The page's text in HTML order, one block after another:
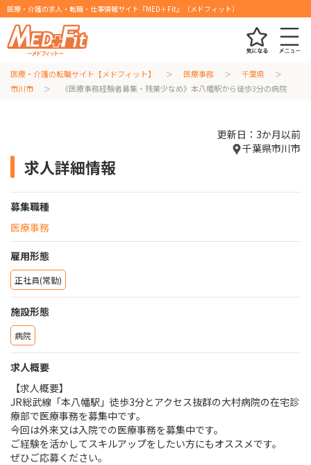
医療・介護の求人・転職・仕事情報サイト『MED＋Fit』（メドフィット）
医療・介護の転職サイト【メドフィット】 医療事務
千葉県
市川市
《医療事務経験者募集・残業少なめ》本八幡駅から徒歩3分の病院
更新日：3か月以前
千葉県市川市
求人詳細情報
募集職種
医療事務
雇用形態
正社員(常勤)
施設形態
病院
求人概要
【求人概要】
JR総武線「本八幡駅」徒歩3分とアクセス抜群の大村病院の在宅診
療部で医療事務を募集中です。
今回は外来又は入院での医療事務を募集中です。
ご経験を活かしてスキルアップをしたい方にもオススメです。
ぜひご応募ください。